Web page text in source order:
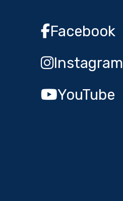
Facebook
Instagram
YouTube